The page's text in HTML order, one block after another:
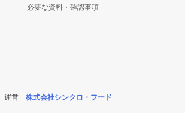
必要な資料・確認事項
運営 株式会社シンクロ・フード